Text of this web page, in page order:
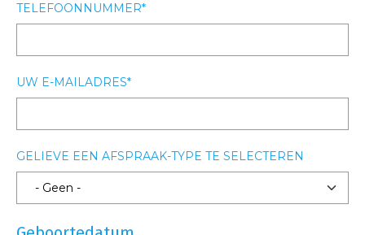
TELEFOONNUMMER
UW E-MAILADRES
GELIEVE EEN AFSPRAAK-TYPE TE SELECTEREN